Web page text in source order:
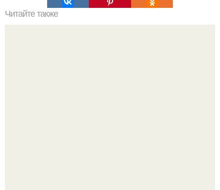
Читайте также